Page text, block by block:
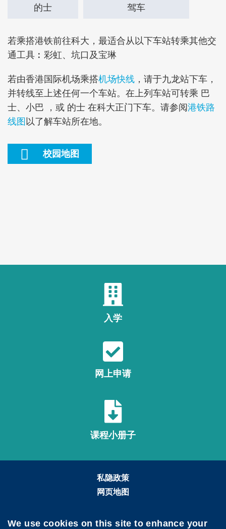
的士 驾车
Text
Area
若乘搭港铁前往科大，最适合从以下车站转乘其他交
通工具︰彩虹、坑口及宝琳
若由香港国际机场乘搭机场快线 ，请于九龙站下车，
并转线至上述任何一个车站。在上列车站可转乘 巴
士、小巴 ，或 的士 在科大正门下车。请参阅港铁路
线图 以了解车站所在地。
Text
Area
校园地图
入学
网上申请
课程小册子
私隐政策
网页地图
We use cookies on this site to enhance your